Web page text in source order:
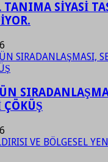
TANIMA SİYASİ
ÇÖKÜŞ